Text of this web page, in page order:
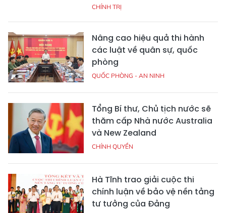
CHÍNH TRỊ
Nâng cao hiệu quả thi hành
các luật về quân sự, quốc
phòng
QUỐC PHÒNG - AN NINH
Tổng Bí thư, Chủ tịch nước sẽ
thăm cấp Nhà nước Australia
và New Zealand
CHÍNH QUYỀN
Hà Tĩnh trao giải cuộc thi
chính luận về bảo vệ nền tảng
tư tưởng của Đảng